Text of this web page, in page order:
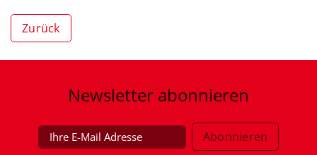
Zurück
Newsletter abonnieren